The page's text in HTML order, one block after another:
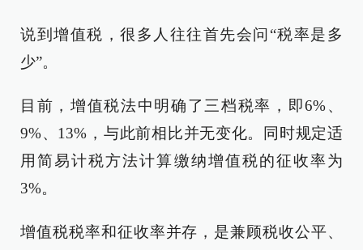
说到增值税，很多人往往首先会问“税率是多
少”。
目前，增值税法中明确了三档税率，即6%、
9%、13%，与此前相比并无变化。同时规定适
用简易计税方法计算缴纳增值税的征收率为
3%。
增值税税率和征收率并存，是兼顾税收公平、